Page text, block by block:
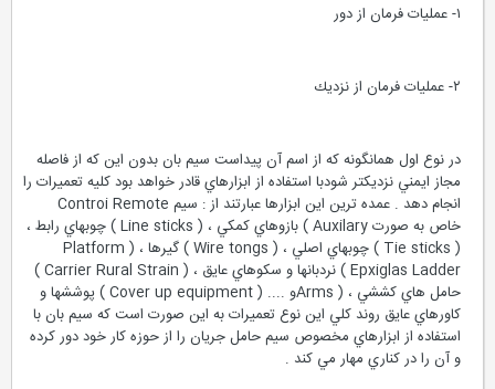
در نوع اول همانگونه كه از اسم آن پيداست سيم بان بدون اين كه از فاصله
مجاز ايمني نزديكتر شودبا استفاده از ابزارهاي قادر خواهد بود كليه تعميرات را
انجام دهد . عمده ترين اين ابزارها عبارتند از : سيم Controi Remote
خاص به صورت Auxilary ) بازوهاي كمكي ، ( Line sticks ) چوبهاي رابط ،
( Tie sticks ) چوبهاي اصلي ، ( Wire tongs ) گيرها ، ( Platform
Epxiglas Ladder ) نردبانها و سكوهاي عايق ، ( Carrier Rural Strain )
حامل هاي كششي ، ( Armsو .... ( Cover up equipment ) پوششها و
كاورهاي عايق روند كلي اين نوع تعميرات به اين صورت است كه سيم بان با
استفاده از ابزارهاي مخصوص سيم حامل جريان را از حوزه كار خود دور كرده
و آن را در كناري مهار مي كند .